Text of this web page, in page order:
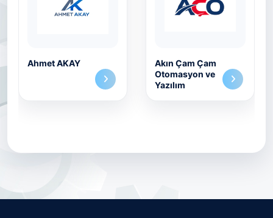
Ahmet AKAY
Akın Çam Çam
Otomasyon ve
Yazılım